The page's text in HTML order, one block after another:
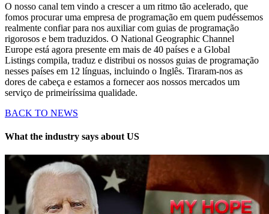
O nosso canal tem vindo a crescer a um ritmo tão acelerado, que
fomos procurar uma empresa de programação em quem pudéssemos
realmente confiar para nos auxiliar com guias de programação
rigorosos e bem traduzidos. O National Geographic Channel
Europe está agora presente em mais de 40 países e a Global
Listings compila, traduz e distribui os nossos guias de programação
nesses países em 12 línguas, incluindo o Inglês. Tiraram-nos as
dores de cabeça e estamos a fornecer aos nossos mercados um
serviço de primeiríssima qualidade.
BACK TO NEWS
What the industry says about US